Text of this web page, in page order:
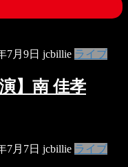
7月9日 jcbillie ライブ
】南 佳孝
7月7日 jcbillie ライブ